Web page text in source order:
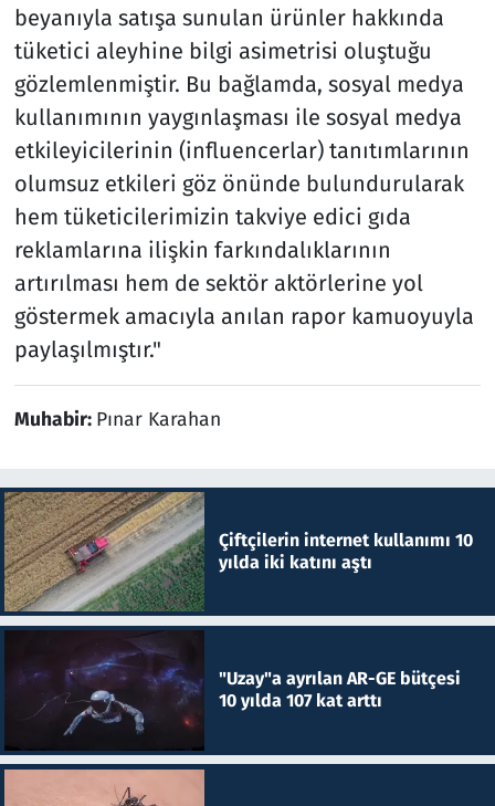
beyanıyla satışa sunulan ürünler hakkında
tüketici aleyhine bilgi asimetrisi oluştuğu
gözlemlenmiştir. Bu bağlamda, sosyal medya
kullanımının yaygınlaşması ile sosyal medya
etkileyicilerinin (influencerlar) tanıtımlarının
olumsuz etkileri göz önünde bulundurularak
hem tüketicilerimizin takviye edici gıda
reklamlarına ilişkin farkındalıklarının
artırılması hem de sektör aktörlerine yol
göstermek amacıyla anılan rapor kamuoyuyla
paylaşılmıştır."
Muhabir: Pınar Karahan
Çiftçilerin internet kullanımı 10
yılda iki katını aştı
"Uzay"a ayrılan AR-GE bütçesi
10 yılda 107 kat arttı